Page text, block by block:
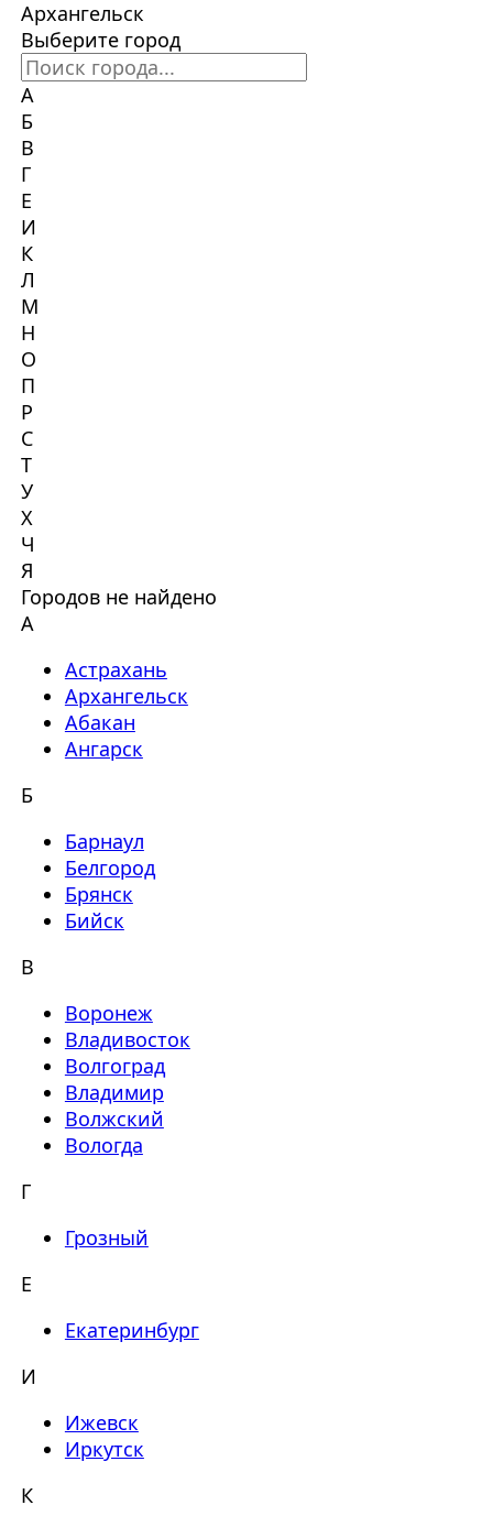
Архангельск
Выберите город
А
Б
В
Г
Е
И
К
Л
М
Н
О
П
Р
С
Т
У
Х
Ч
Я
Городов не найдено
А
Астрахань
Архангельск
Абакан
Ангарск
Б
Барнаул
Белгород
Брянск
Бийск
В
Воронеж
Владивосток
Волгоград
Владимир
Волжский
Вологда
Г
Грозный
Е
Екатеринбург
И
Ижевск
Иркутск
К